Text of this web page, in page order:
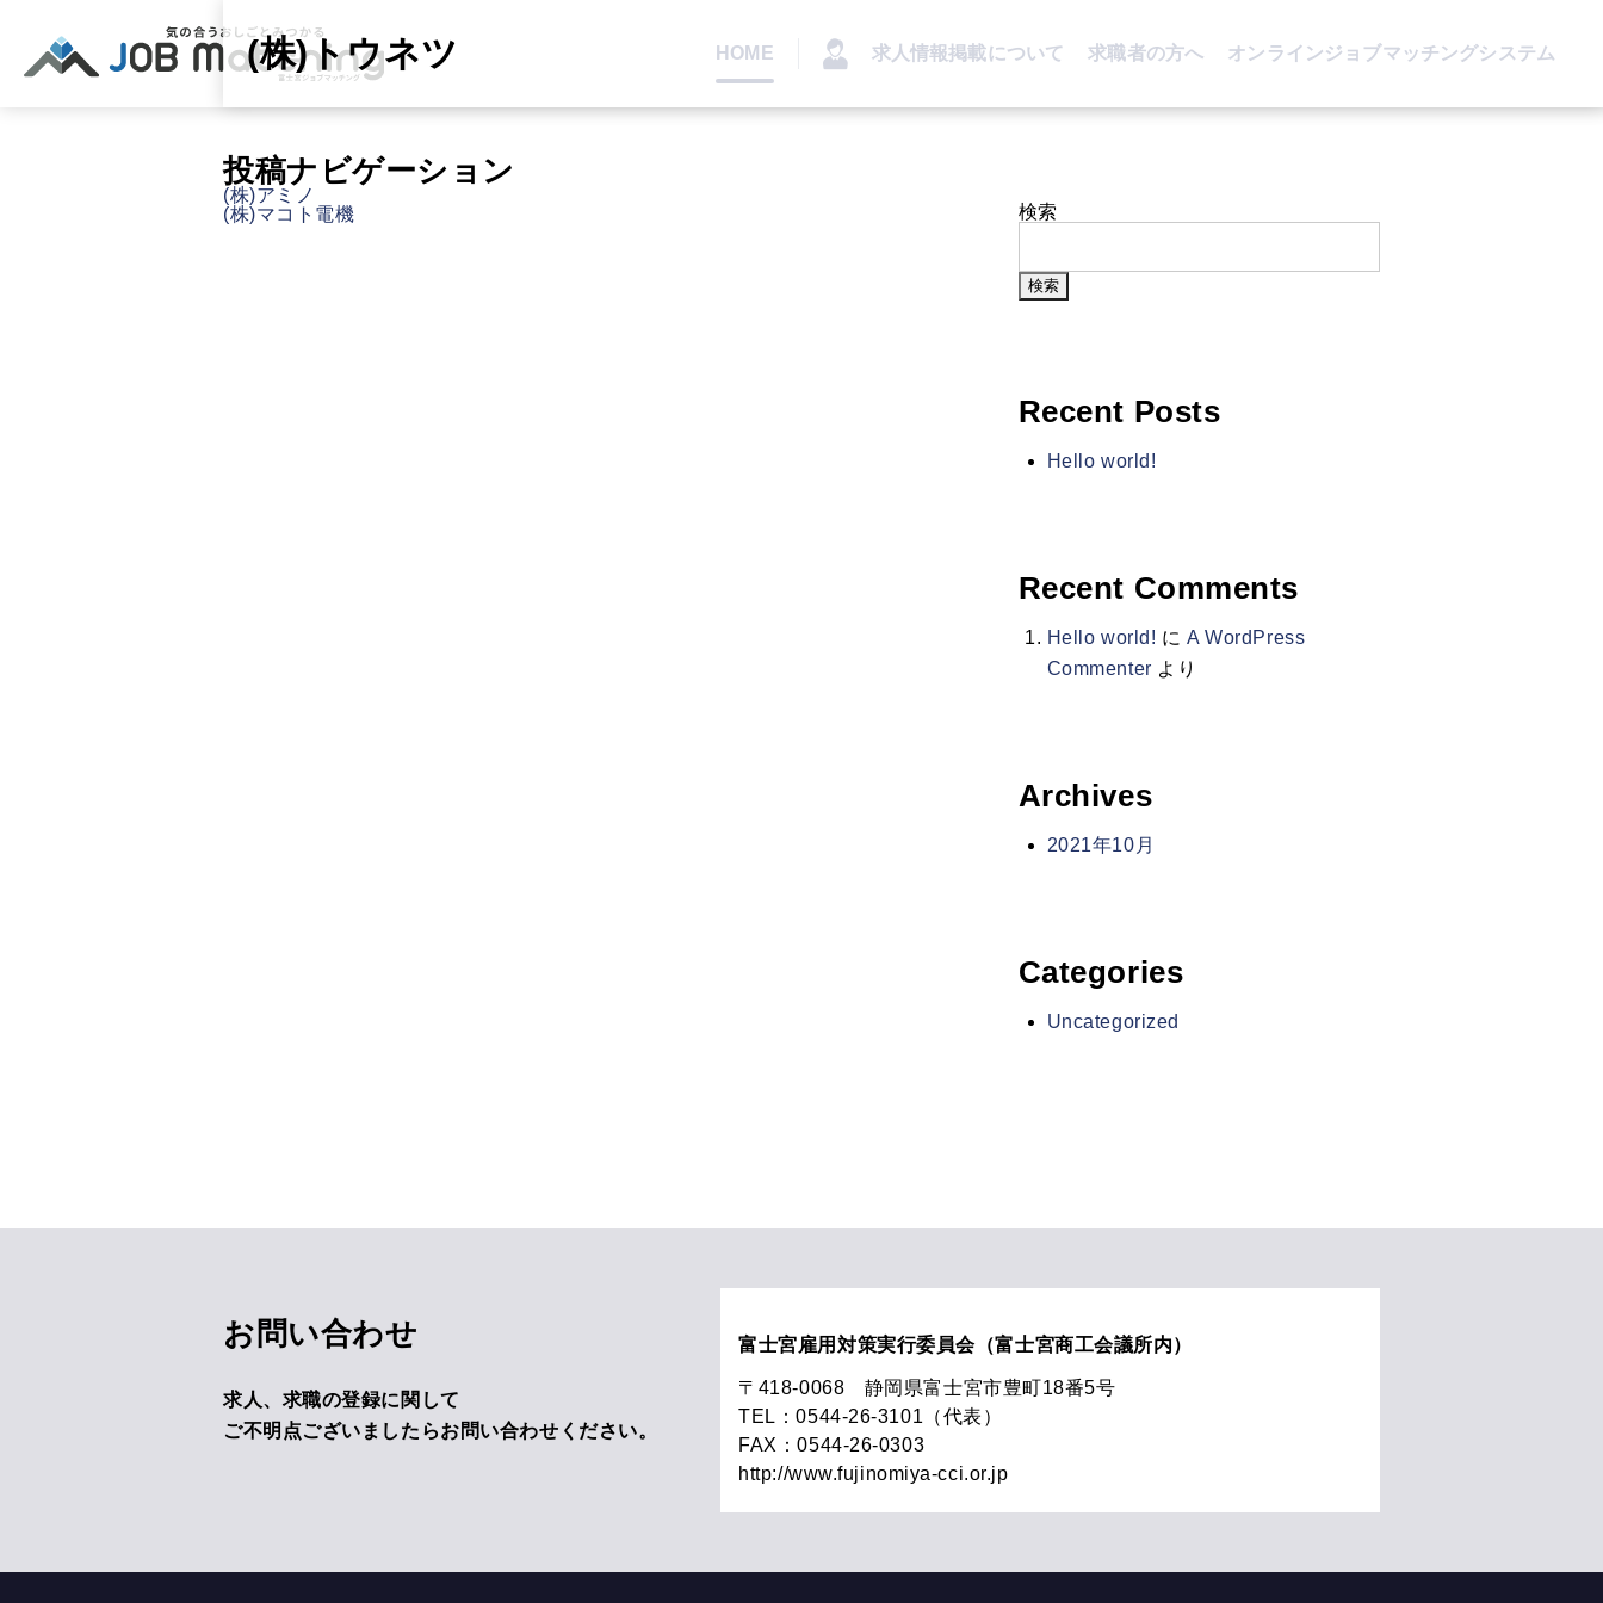
HOME 求人情報掲載について 求職者の方へ オンラインジョブマッチングシステム
(株)トウネツ
投稿ナビゲーション
(株)アミノ
(株)マコト電機
検索
検索
Recent Posts
Hello world!
Recent Comments
Hello world! にA WordPress
Commenter より
Archives
2021年10月
Categories
Uncategorized
お問い合わせ
求人、求職の登録に関して
ご不明点ございましたらお問い合わせください。
富士宮雇用対策実行委員会（富士宮商工会議所内）
〒418-0068 静岡県富士宮市豊町18番5号
TEL：0544-26-3101（代表）
FAX：0544-26-0303
http://www.fujinomiya-cci.or.jp